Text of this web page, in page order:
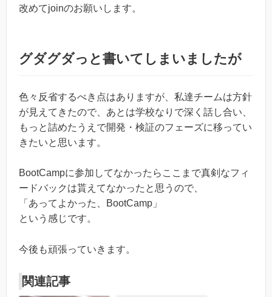
改めてjoinのお願いします。
グダグダっと書いてしまいましたが
色々反省するべき点はありますが、私達チームは方針
が見えてきたので、あとは学校なりで深く話し合い、
もっと詰めたうえで開発・検証のフェーズに移ってい
きたいと思います。
BootCampに参加してなかったらここまで真剣なフィ
ードバックは貰えてなかったと思うので、
「あってよかった、BootCamp」
という感じです。
今後も頑張っていきます。
関連記事